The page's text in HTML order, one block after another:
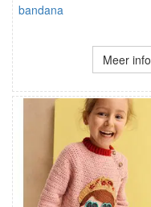
bandana
Meer info